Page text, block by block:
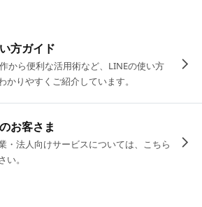
方ガイド
から便利な活用術など、LINEの使い方
かりやすくご紹介しています。
お客さま
・法人向けサービスについては、こちら
い。